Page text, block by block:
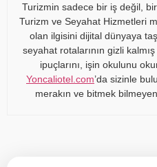
Turizmin sadece bir iş değil,
Turizm ve Seyahat Hizmetleri
olan ilgisini dijital dünyaya
seyahat rotalarının gizli
ipuçlarını, işin okulunu
Yoncaliotel.com’da sizinle
merakın ve bitmek